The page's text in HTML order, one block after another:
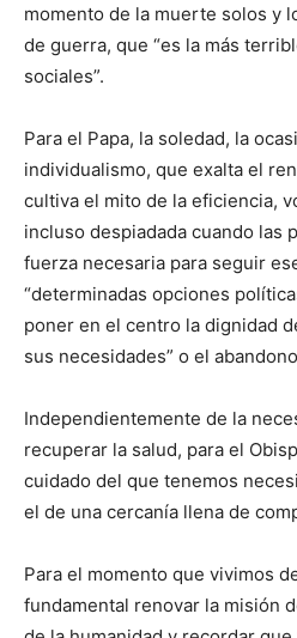
momento de la muerte solos y
de guerra, que “es la más
sociales”.
Para el Papa, la soledad, la
individualismo, que exalta el
cultiva el mito de la eficiencia,
incluso despiadada cuando las
fuerza necesaria para seguir
“determinadas opciones
poner en el centro la dignidad
sus necesidades” o el
Independientemente de la
recuperar la salud, para el
cuidado del que tenemos
el de una cercanía llena de
Para el momento que vivimos
fundamental renovar la misión